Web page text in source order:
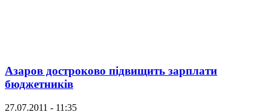
Азаров достроково підвищить зарплати
бюджетників
27.07.2011 - 11:35